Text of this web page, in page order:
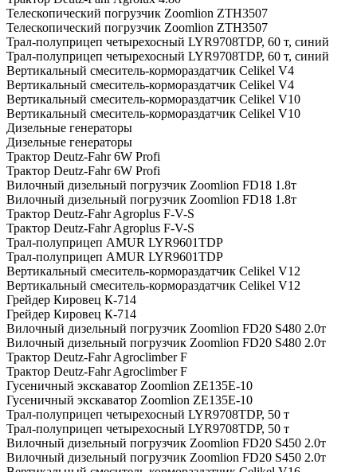
Телескопический погрузчик Zoomlion ZTH3507
Телескопический погрузчик Zoomlion ZTH3507
Трал-полуприцеп четырехосный LYR9708TDP, 60 т, синий
Трал-полуприцеп четырехосный LYR9708TDP, 60 т, синий
Вертикальный смеситель-кормораздатчик Celikel V4
Вертикальный смеситель-кормораздатчик Celikel V4
Вертикальный смеситель-кормораздатчик Celikel V10
Вертикальный смеситель-кормораздатчик Celikel V10
Дизельные генераторы
Дизельные генераторы
Трактор Deutz-Fahr 6W Profi
Трактор Deutz-Fahr 6W Profi
Вилочный дизельный погрузчик Zoomlion FD18 1.8т
Вилочный дизельный погрузчик Zoomlion FD18 1.8т
Трактор Deutz-Fahr Agroplus F-V-S
Трактор Deutz-Fahr Agroplus F-V-S
Трал-полуприцеп AMUR LYR9601TDP
Трал-полуприцеп AMUR LYR9601TDP
Вертикальный смеситель-кормораздатчик Celikel V12
Вертикальный смеситель-кормораздатчик Celikel V12
Грейдер Кировец К-714
Грейдер Кировец К-714
Вилочный дизельный погрузчик Zoomlion FD20 S480 2.0т
Вилочный дизельный погрузчик Zoomlion FD20 S480 2.0т
Трактор Deutz-Fahr Agroclimber F
Трактор Deutz-Fahr Agroclimber F
Гусеничный экскаватор Zoomlion ZE135E-10
Гусеничный экскаватор Zoomlion ZE135E-10
Трал-полуприцеп четырехосный LYR9708TDP, 50 т
Трал-полуприцеп четырехосный LYR9708TDP, 50 т
Вилочный дизельный погрузчик Zoomlion FD20 S450 2.0т
Вилочный дизельный погрузчик Zoomlion FD20 S450 2.0т